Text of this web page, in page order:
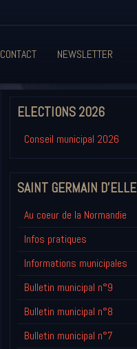
CONTACT NEWSLETTER
ELECTIONS 2026
Conseil municipal 2026
SAINT GERMAIN D'ELLE
Au coeur de la Normandie
Infos pratiques
Informations municipales
Bulletin municipal n°9
Bulletin municipal n°8
Bulletin municipal n°7